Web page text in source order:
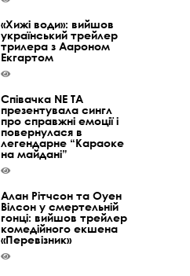
«Хижі води»: вийшов
український трейлер
трилера з Аароном
Екгартом
Співачка NE TA
презентувала сингл
про справжні емоції і
повернулася в
легендарне “Караоке
на майдані”
Алан Рітчсон та Оуен
Вілсон у смертельній
гонці: вийшов трейлер
комедійного екшена
«Перевізник»